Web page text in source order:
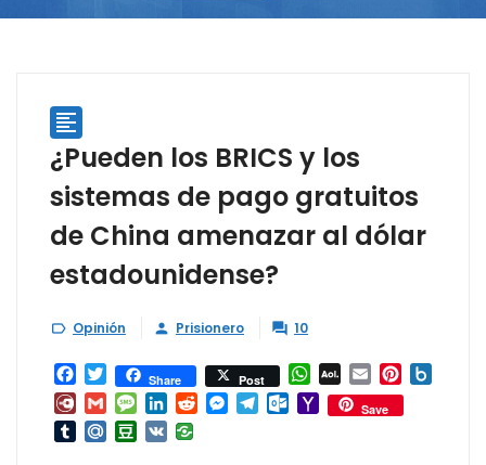
Contacto

¿Pueden los BRICS y los
sistemas de pago gratuitos
de China amenazar al dólar
estadounidense?
 Opinión  Prisionero  10
Facebook
TwitterShare Post WhatsApp
AOL
Mail
Email Pinterest
Diary.Ru
GmailMessage
LinkedIn
RedditMessenger
Telegram
Outlook.com
Yahoo
Mail
Save
TumblrMail.RuDouban
VK